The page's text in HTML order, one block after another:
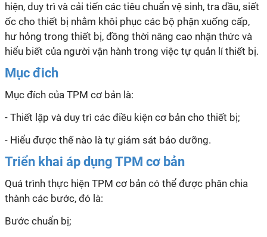
hiện, duy trì và cải tiến các tiêu chuẩn vệ sinh, tra dầu, siết
ốc cho thiết bị nhằm khôi phục các bộ phận xuống cấp,
hư hỏng trong thiết bị, đồng thời nâng cao nhận thức và
hiểu biết của người vận hành trong việc tự quản líthiết bị.
Mục đich
Mục đích của TPM cơ bản là:
- Thiết lập và duy trì các điều kiện cơ bản cho thiết bị;
- Hiểu được thế nào là tự giám sát bảo dưỡng.
Triển khai áp dụng TPM cơ bản
Quá trình thực hiện TPM cơ bản có thể được phân chia
thành các bước, đó là:
Bước chuẩn bị;